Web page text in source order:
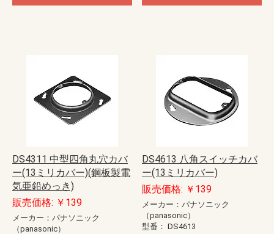
DS4311 中型四角丸穴カバ
ー(13ミリカバー)(鋼板製電
気亜鉛めっき)
販売価格: ￥139
メーカー：パナソニック
（panasonic）
DS4613 八角スイッチカバ
ー(13ミリカバー)
販売価格: ￥139
メーカー：パナソニック
（panasonic）
型番： DS4613